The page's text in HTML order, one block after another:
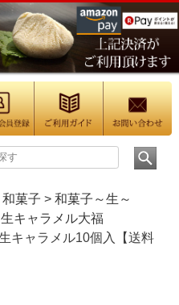
和菓子
和菓子～生～
キャラメル大福
キャラメル10個入【送料